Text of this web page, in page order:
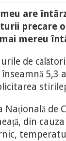
online,
dacă
trenul
meu
are
pot
afla
informații,
de
acasă
sau
are
precare
mereu
de
înseamnă
de
din